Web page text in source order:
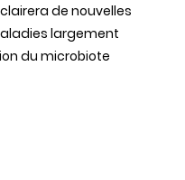
de nouvelles
largement
du microbiote